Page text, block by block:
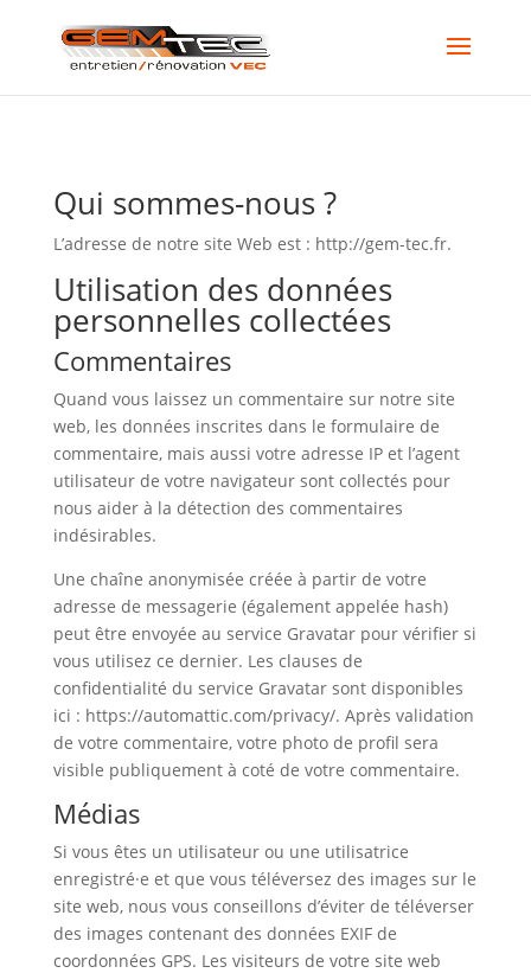
Qui sommes-nous ?
L’adresse de notre site Web est : http://gem-tec.fr.
Utilisation des données
personnelles collectées
Commentaires
Quand vous laissez un commentaire sur notre site
web, les données inscrites dans le formulaire de
commentaire, mais aussi votre adresse IP et l’agent
utilisateur de votre navigateur sont collectés pour
nous aider à la détection des commentaires
indésirables.
Une chaîne anonymisée créée à partir de votre
adresse de messagerie (également appelée hash)
peut être envoyée au service Gravatar pour vérifier si
vous utilisez ce dernier. Les clauses de
confidentialité du service Gravatar sont disponibles
ici : https://automattic.com/privacy/. Après validation
de votre commentaire, votre photo de profil sera
visible publiquement à coté de votre commentaire.
Médias
Si vous êtes un utilisateur ou une utilisatrice
enregistré·e et que vous téléversez des images sur le
site web, nous vous conseillons d’éviter de téléverser
des images contenant des données EXIF de
coordonnées GPS. Les visiteurs de votre site web